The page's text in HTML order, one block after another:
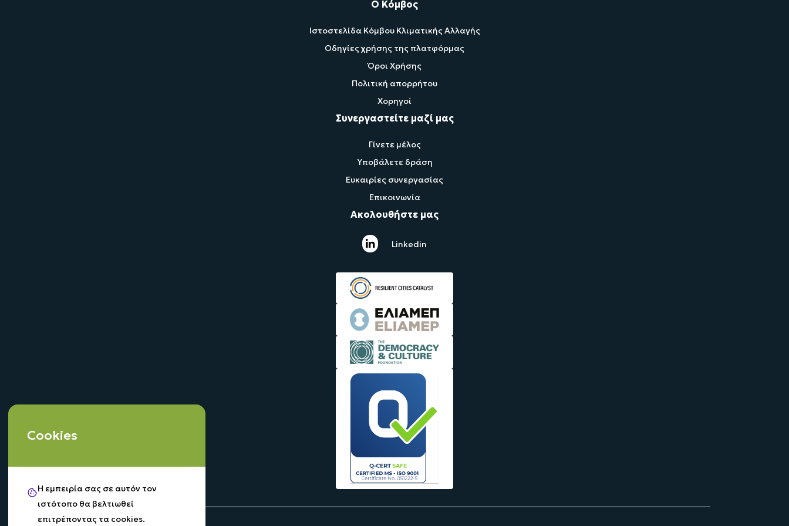
Ο Κόμβος
Ιστοστελίδα Κόμβου Κλιματικής Αλλαγής
Οδηγίες χρήσης της πλατφόρμας
Όροι Χρήσης
Πολιτική απορρήτου
Χορηγοί
Συνεργαστείτε μαζί μας
Γίνετε μέλος
Υποβάλετε δράση
Ευκαιρίες συνεργασίας
Επικοινωνία
Ακολουθήστε μας
Linkedin
Cookies
Η εμπειρία σας σε αυτόν τον
ιστότοπο θα βελτιωθεί
επιτρέποντας τα cookies.